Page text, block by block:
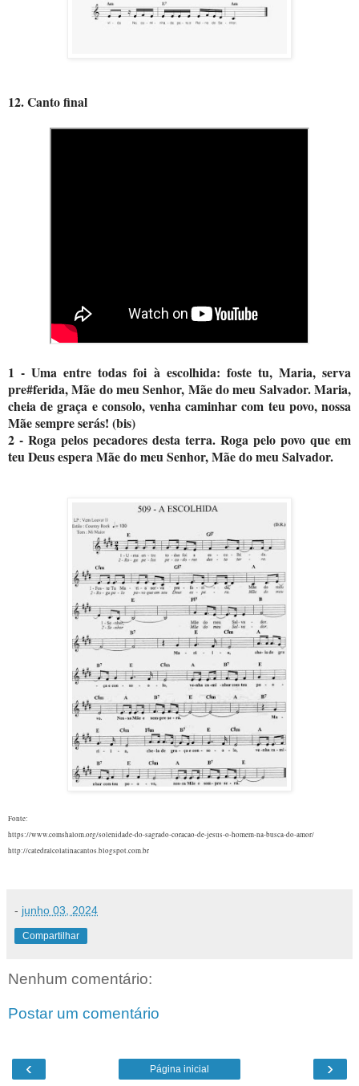
12. Canto final
1 - Uma entre todas foi à escolhida: foste tu, Maria, serva
pre#ferida, Mãe do meu Senhor, Mãe do meu Salvador. Maria,
cheia de graça e consolo, venha caminhar com teu povo, nossa
Mãe sempre serás! (bis)
2 - Roga pelos pecadores desta terra. Roga pelo povo que em
teu Deus espera Mãe do meu Senhor, Mãe do meu Salvador.
Fonte:
https://www.comshalom.org/solenidade-do-sagrado-coracao-de-jesus-o-homem-na-busca-do-amor/
http://catedralcolatinacantos.blogspot.com.br
- junho 03, 2024
Compartilhar
Nenhum comentário:
Postar um comentário
‹ ›
Página inicial